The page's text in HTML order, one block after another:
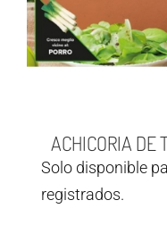
ACHICORIA DE
Solo disponible
registrados.